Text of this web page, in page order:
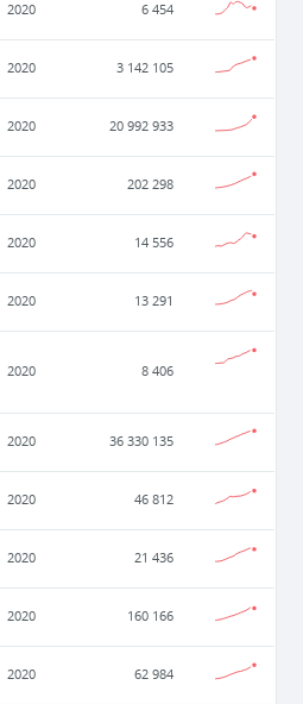
2020 6 454
2020 3 142 105
2020 20 992 933
2020 202 298
2020 14 556
2020 13 291
2020 8 406
2020 36 330 135
2020 46 812
2020 21 436
2020 160 166
2020 62 984